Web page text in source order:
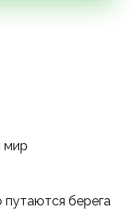
мир
путаются берега